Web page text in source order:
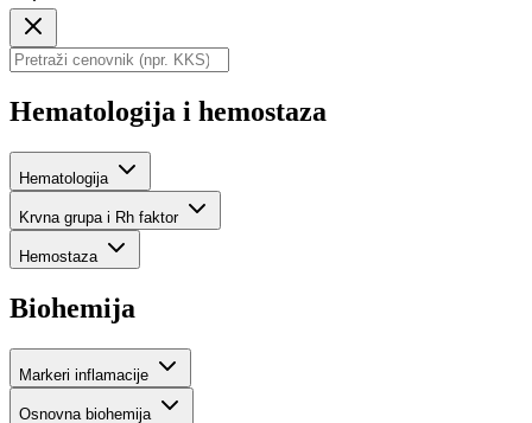
Hematologija i hemostaza
Hematologija
Krvna grupa i Rh faktor
Hemostaza
Biohemija
Markeri inflamacije
Osnovna biohemija